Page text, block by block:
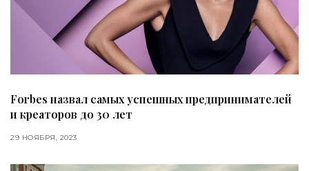
Forbes назвал самых успешных предпринимателей
и креаторов до 30 лет
29 НОЯБРЯ, 2023